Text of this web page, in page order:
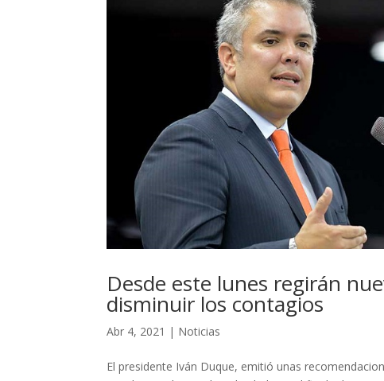
Desde este lunes regirán
disminuir los contagios
Abr 4, 2021 | Noticias
El presidente Iván Duque, emitió unas